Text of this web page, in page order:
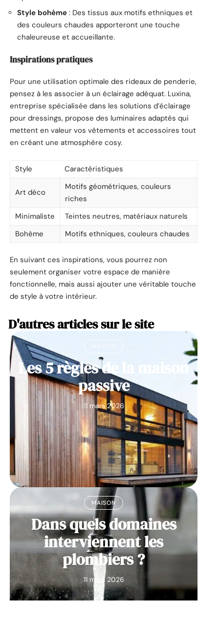
Style bohème : Des tissus aux motifs ethniques et
des couleurs chaudes apporteront une touche
chaleureuse et accueillante.
Inspirations pratiques
Pour une utilisation optimale des rideaux de penderie,
pensez à les associer à un éclairage adéquat. Luxina,
entreprise spécialisée dans les solutions d’éclairage
pour dressings, propose des luminaires adaptés qui
mettent en valeur vos vêtements et accessoires tout
en créant une atmosphère cosy.
Style Caractéristiques
Art déco
Motifs géométriques, couleurs
riches
Minimaliste
Teintes neutres, matériaux naturels
Bohème
Motifs ethniques, couleurs chaudes
En suivant ces inspirations, vous pourrez non
seulement organiser votre espace de manière
fonctionnelle, mais aussi ajouter une véritable touche
de style à votre intérieur.
D'autres articles sur le site
MAISON
Les 5 règles de la maison
passive
11 mars 2026
MAISON
Dans quels domaines
interviennent les
plombiers ?
11 mars 2026